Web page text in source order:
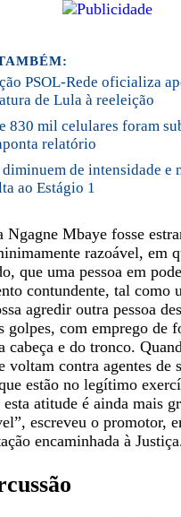
PSOL-Rede oficializa
de Lula à reeleição
830 mil celulares foram
relatório
diminuem de intensidade e
ao Estágio 1
Ngagne Mbaye fosse
razoável, em
que uma pessoa em
contundente, tal como
agredir outra pessoa
golpes, com emprego de
cabeça e do tronco.
voltam contra agentes de
estão no legítimo
atitude é ainda mais
escreveu o promotor,
encaminhada à